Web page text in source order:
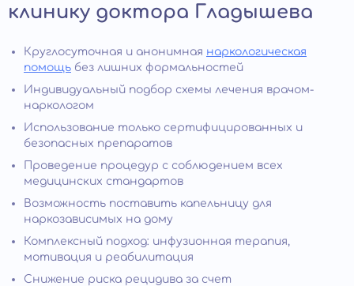
клинику доктора Гладышева
Круглосуточная и анонимная наркологическая
помощь без лишних формальностей
Индивидуальный подбор схемы лечения врачом-
наркологом
Использование только сертифицированных и
безопасных препаратов
Проведение процедур с соблюдением всех
медицинских стандартов
Возможность поставить капельницу для
наркозависимых на дому
Комплексный подход: инфузионная терапия,
мотивация и реабилитация
Снижение риска рецидива за счет